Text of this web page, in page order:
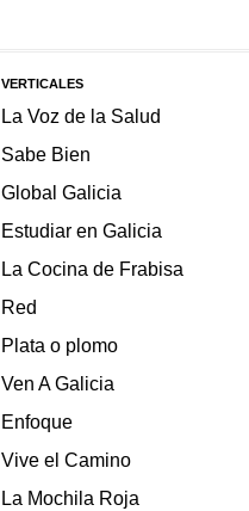
VERTICALES
La Voz de la Salud
Sabe Bien
Global Galicia
Estudiar en Galicia
La Cocina de Frabisa
Red
Plata o plomo
Ven A Galicia
Enfoque
Vive el Camino
La Mochila Roja